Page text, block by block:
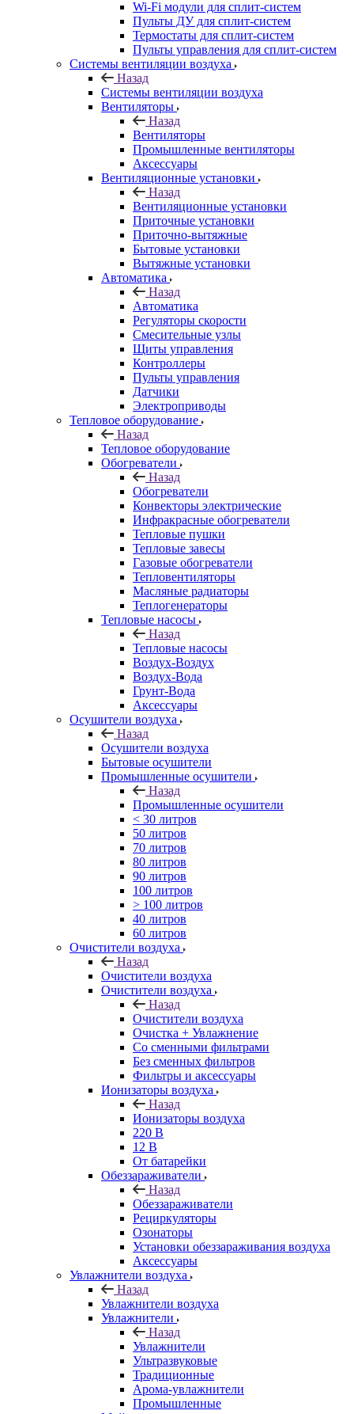
Wi-Fi модули для сплит-систем
Пульты ДУ для сплит-систем
Термостаты для сплит-систем
Пульты управления для сплит-систем
Системы вентиляции воздуха
Назад
Системы вентиляции воздуха
Вентиляторы
Назад
Вентиляторы
Промышленные вентиляторы
Аксессуары
Вентиляционные установки
Назад
Вентиляционные установки
Приточные установки
Приточно-вытяжные
Бытовые установки
Вытяжные установки
Автоматика
Назад
Автоматика
Регуляторы скорости
Смесительные узлы
Щиты управления
Контроллеры
Пульты управления
Датчики
Электроприводы
Тепловое оборудование
Назад
Тепловое оборудование
Обогреватели
Назад
Обогреватели
Конвекторы электрические
Инфракрасные обогреватели
Тепловые пушки
Тепловые завесы
Газовые обогреватели
Тепловентиляторы
Масляные радиаторы
Теплогенераторы
Тепловые насосы
Назад
Тепловые насосы
Воздух-Воздух
Воздух-Вода
Грунт-Вода
Аксессуары
Осушители воздуха
Назад
Осушители воздуха
Бытовые осушители
Промышленные осушители
Назад
Промышленные осушители
< 30 литров
50 литров
70 литров
80 литров
90 литров
100 литров
> 100 литров
40 литров
60 литров
Очистители воздуха
Назад
Очистители воздуха
Очистители воздуха
Назад
Очистители воздуха
Очистка + Увлажнение
Cо сменными фильтрами
Без сменных фильтров
Фильтры и аксессуары
Ионизаторы воздуха
Назад
Ионизаторы воздуха
220 В
12 В
От батарейки
Обеззараживатели
Назад
Обеззараживатели
Рециркуляторы
Озонаторы
Установки обеззараживания воздуха
Аксессуары
Увлажнители воздуха
Назад
Увлажнители воздуха
Увлажнители
Назад
Увлажнители
Ультразвуковые
Традиционные
Арома-увлажнители
Промышленные